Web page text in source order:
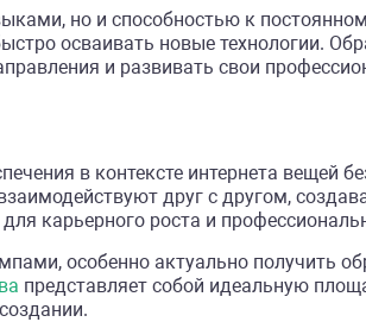
но и способностью к
осваивать новые технологии.
и развивать свои
в контексте интернета вещей
друг с другом,
карьерного роста и
особенно актуально получить
представляет собой идеальную